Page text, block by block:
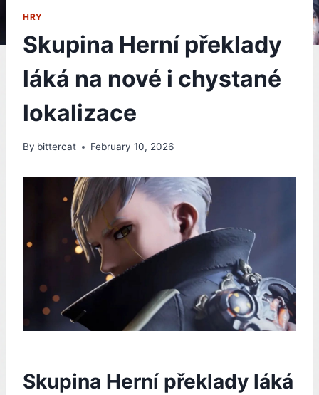
HRY
Skupina Herní překlady
láká na nové i chystané
lokalizace
By bittercat February 10, 2026
Skupina Herní překlady láká